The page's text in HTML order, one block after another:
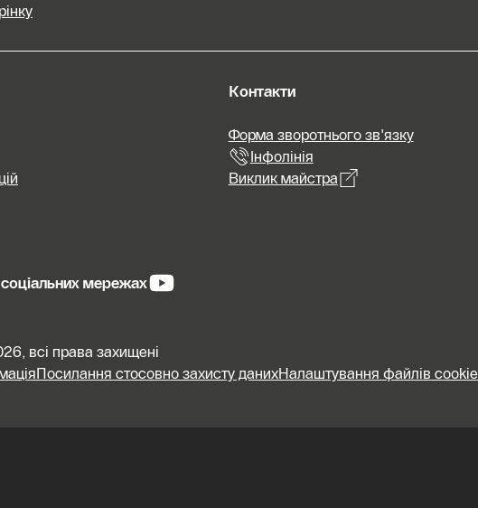
Контакти
Форма зворотнього зв'язку
Інфолінія
Виклик майстра
мережах
всі права захищені
Посилання стосовно захисту данихНалаштування файлів cookie